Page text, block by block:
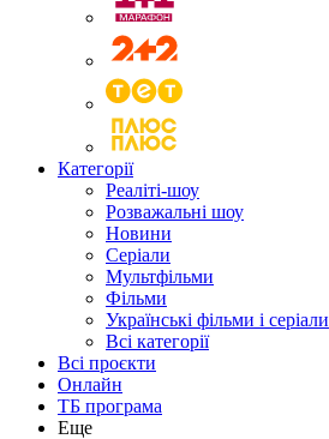
Категорії
Реаліті-шоу
Розважальні шоу
Новини
Серіали
Мультфільми
Фільми
Українські фільми і серіали
Всі категорії
Всі проєкти
Онлайн
ТБ програма
Еще